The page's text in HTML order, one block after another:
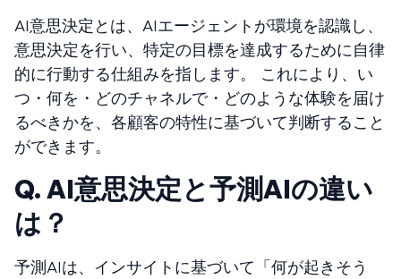
AI意思決定とは、AIエージェントが環境を認識し、
意思決定を行い、特定の目標を達成するために自律
的に行動する仕組みを指します。 これにより、い
つ・何を・どのチャネルで・どのような体験を届け
るべきかを、各顧客の特性に基づいて判断すること
ができます。
Q. AI意思決定と予測AIの違い
は？
予測AIは、インサイトに基づいて「何が起きそう